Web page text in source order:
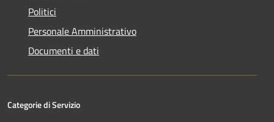
Politici
Personale Amministrativo
Documenti e dati
Categorie di Servizio